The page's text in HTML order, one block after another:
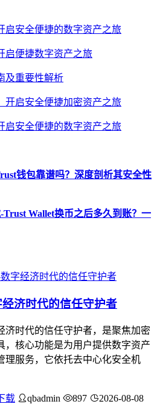
启安全便捷的数字资产之旅
启便捷数字资产之旅
及重要性解析
开启安全便捷加密资产之旅
启安全便捷的数字资产之旅
钱包靠谱吗？深度剖析其安全性
Wallet换币之后多久到账？一
济时代的信任守护者
济时代的信任守护者，是聚焦加密
，核心功能是为用户提供数字资产
理服务，它依托去中心化安全机
载 qbadmin 897 2026-08-08